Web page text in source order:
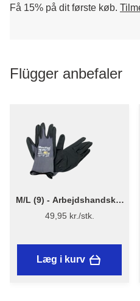
Få 15% på dit første køb.
Flügger anbefaler
M/L (9) - Arbejdshandsker
MaxiFlex 42-874
49,95 kr./stk.
Læg i kurv